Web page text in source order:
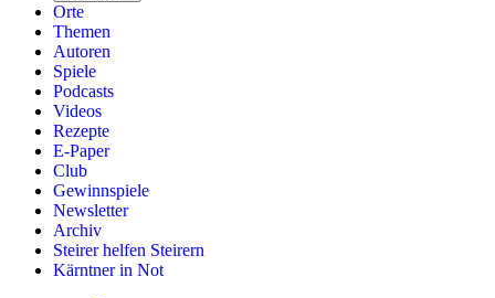
Orte
Themen
Autoren
Spiele
Podcasts
Videos
Rezepte
E-Paper
Club
Gewinnspiele
Newsletter
Archiv
Steirer helfen Steirern
Kärntner in Not